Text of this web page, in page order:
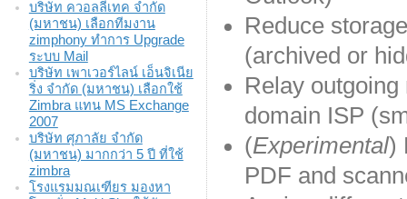
บริษัท ควอลลีเทค จำกัด
(มหาชน) เลือกทีมงาน
zimphony ทำการ Upgrade
ระบบ Mail
บริษัท เพาเวอร์ไลน์ เอ็นจิเนีย
ริ่ง จำกัด (มหาชน) เลือกใช้
Zimbra แทน MS Exchange
2007
บริษัท ศุภาลัย จำกัด
(มหาชน) มากกว่า 5 ปี ที่ใช้
zimbra
โรงแรมมณเฑียร มองหา
Reduce
(archived or
Relay
domain ISP
(Experimental)
PDF and